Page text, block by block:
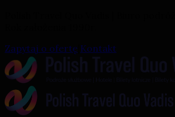
Zapytaj o ofertę Kontakt